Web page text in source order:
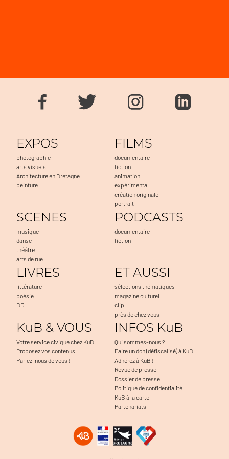
EXPOS
photographie
arts visuels
Architecture en Bretagne
peinture
FILMS
documentaire
fiction
animation
expérimental
création originale
portrait
SCENES
musique
danse
théâtre
arts de rue
PODCASTS
documentaire
fiction
LIVRES
littérature
poésie
BD
ET AUSSI
sélections thématiques
magazine culturel
clip
près de chez vous
KuB & VOUS
Votre service civique chez KuB
Proposez vos contenus
Parlez-nous de vous !
INFOS KuB
Qui sommes-nous ?
Faire un don (défiscalisé) à KuB
Adhérez à KuB !
Revue de presse
Dossier de presse
Politique de confidentialité
KuB à la carte
Partenariats